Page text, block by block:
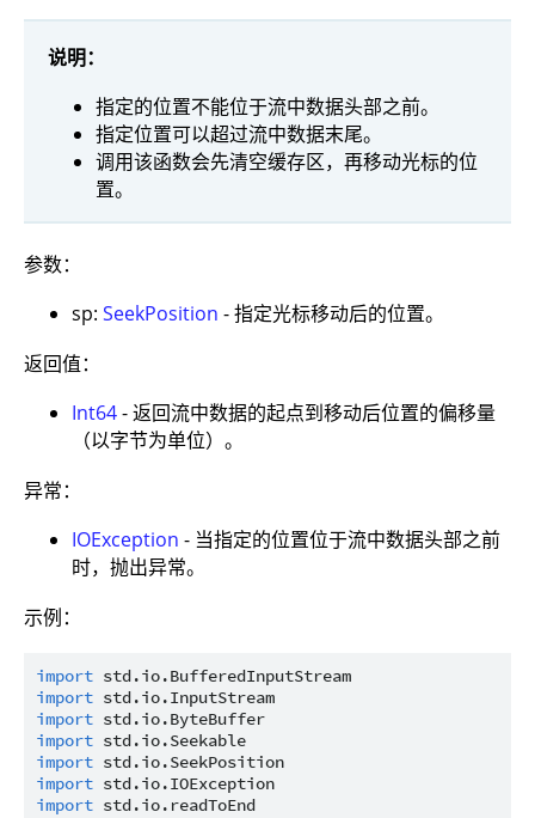
说明：
指定的位置不能位于流中数据头部之前。
指定位置可以超过流中数据末尾。
调用该函数会先清空缓存区，再移动光标的位
置。
参数：
sp: SeekPosition - 指定光标移动后的位置。
返回值：
Int64- 返回流中数据的起点到移动后位置的偏移量
（以字节为单位）。
异常：
IOException - 当指定的位置位于流中数据头部之前
时，抛出异常。
示例：
import std.io.BufferedInputStream
import std.io.InputStream
import std.io.ByteBuffer
import std.io.Seekable
import std.io.SeekPosition
import std.io.IOException
import std.io.readToEnd